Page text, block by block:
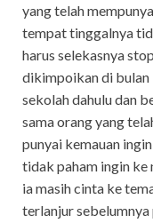
yang telah
tempat tinggalnya
harus selekasnya
dikimpoikan di bulan
sekolah dahulu dan
sama orang yang
punyai kemauan
tidak paham ingin ke
ia masih cinta ke
terlanjur